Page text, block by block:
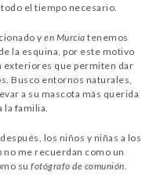
el tiempo necesario.
yen Murcia tenemos
la esquina, por este motivo
exteriores que permiten dar
Busco entornos naturales,
a su mascota más querida
la familia.
los niños y niñas a los
no me recuerdan como un
su fotógrafo de comunión